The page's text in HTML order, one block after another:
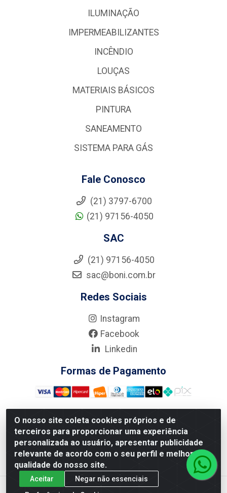
O nosso site coleta cookies próprios e de
terceiros para proporcionar uma experiência
personalizada ao usuário, apresentar publicidade
relevante de acordo com o seu perfil e melhorar a
qualidade do nosso site.
Aceitar
Negar não essenciais
ILUMINAÇÃO
IMPERMEABILIZANTES
INCÊNDIO
LOUÇAS
MATERIAIS BÁSICOS
PINTURA
SANEAMENTO
SISTEMA PARA GÁS
Fale Conosco
(21) 3797-6700
(21) 97156-4050
SAC
(21) 97156-4050
sac@boni.com.br
Redes Sociais
Instagram
Facebook
Linkedin
Formas de Pagamento
Nova Boni Distribuidora de Material de Construção LTDA - Rua
Alice Tibiriçá, 330 - Vila Da Penha, Rio de Janeiro/RJ - CEP:
21.210-110 - CNPJ: 11.003.135/0001-27